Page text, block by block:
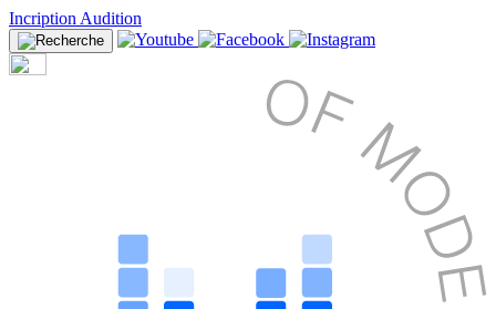
Incription Audition